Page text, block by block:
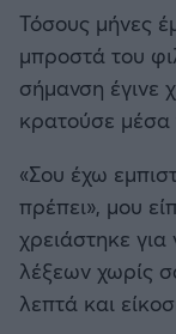
Τόσους μήνες
μπροστά του
σήμανση έγινε
κρατούσε μέσα
«Σου έχω
πρέπει», μου
χρειάστηκε για
λέξεων χωρίς
λεπτά και